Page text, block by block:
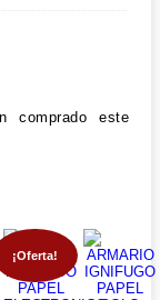
comprado este
¡Oferta!